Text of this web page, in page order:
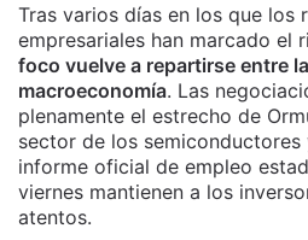
Tras varios días en los que los
empresariales han marcado el
foco vuelve a repartirse entre
macroeconomía. Las
plenamente el estrecho de
sector de los
informe oficial de empleo
viernes mantienen a los
atentos.